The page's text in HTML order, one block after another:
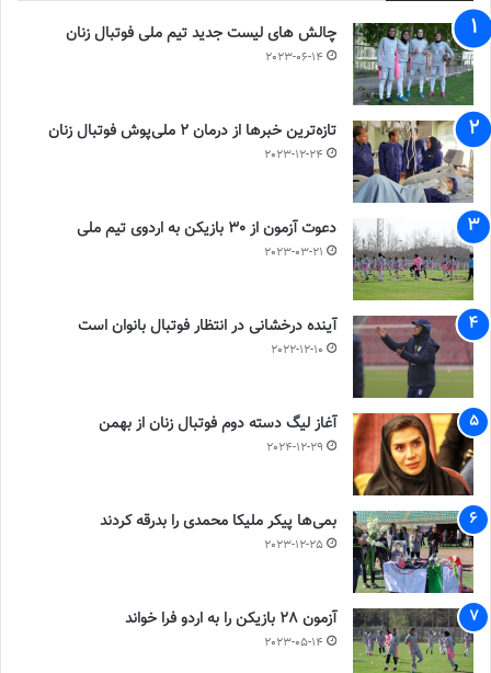
چالش هاى ليست جدید تيم ملى فوتبال زنان
2023-06-14
تازه‌ترین خبرها از درمان ۲ ملی‌پوش فوتبال زنان
2023-12-24
دعوت آزمون از 30 بازیکن به اردوی تیم ملی
2023-03-21
آینده درخشانی در انتظار فوتبال بانوان است
2022-12-10
آغاز لیگ دسته دوم فوتبال زنان از بهمن
2024-12-29
بمی‌ها پیکر ملیکا محمدی را بدرقه کردند
2023-12-25
آزمون 28 بازیکن را به اردو فرا خواند
2023-05-14